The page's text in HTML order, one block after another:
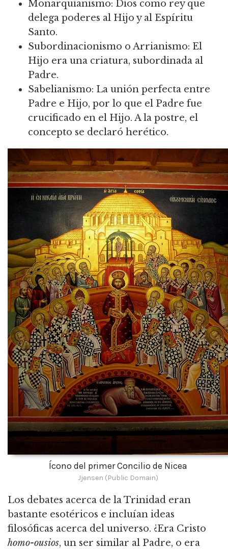
Monarquianismo: Dios como rey que
delega poderes al Hijo y al Espíritu
Santo.
Subordinacionismo o Arrianismo: El
Hijo era una criatura, subordinada al
Padre.
Sabelianismo: La unión perfecta entre
Padre e Hijo, por lo que el Padre fue
crucificado en el Hijo. A la postre, el
concepto se declaró herético.
Ícono del primer Concilio de Nicea
Jjensen (Public Domain)
Los debates acerca de la Trinidad eran
bastante esotéricos e incluían ideas
filosóficas acerca del universo. ¿Era Cristo
homo-ousios, un ser similar al Padre, o era